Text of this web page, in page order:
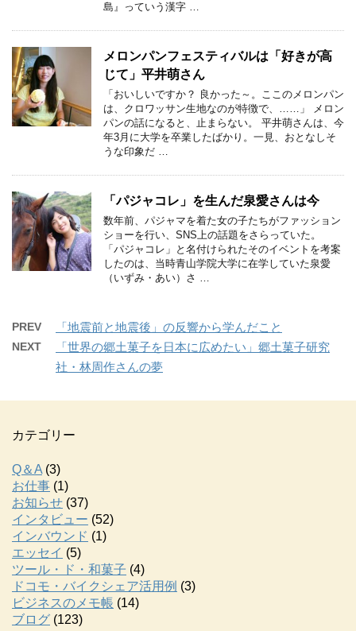
島』っていう漢字 …
メロンパンフェスティバルは「好きが高
じて」平井萌さん
「おいしいですか？ 良かった～。ここのメロンパン
は、クロワッサン生地なのが特徴で、……」 メロン
パンの話になると、止まらない。 平井萌さんは、今
年3月に大学を卒業したばかり。一見、おとなしそ
うな印象だ …
「パジャコレ」を生んだ泉愛さんは今
数年前、パジャマを着た女の子たちがファッション
ショーを行い、SNS上の話題をさらっていた。
「パジャコレ」と名付けられたそのイベントを考案
したのは、当時青山学院大学に在学していた泉愛
（いずみ・あい）さ …
PREV 「地震前と地震後」の反響から学んだこと
NEXT
「世界の郷土菓子を日本に広めたい」郷土菓子研究
社・林周作さんの夢
カテゴリー
Q＆A (3)
お仕事 (1)
お知らせ (37)
インタビュー (52)
インバウンド (1)
エッセイ (5)
ツール・ド・和菓子 (4)
ドコモ・バイクシェア活用例 (3)
ビジネスのメモ帳 (14)
ブログ (123)